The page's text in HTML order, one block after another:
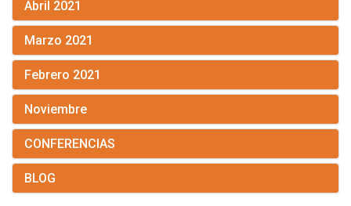
Abril 2021
Marzo 2021
Febrero 2021
Noviembre
CONFERENCIAS
BLOG